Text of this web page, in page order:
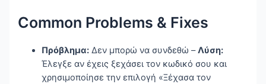
Common Problems & Fixes
Πρόβλημα: Δεν μπορώ να συνδεθώ –Λύση:
Έλεγξε αν έχεις ξεχάσει τον κωδικό σου και
χρησιμοποίησε την επιλογή «Ξέχασα τον